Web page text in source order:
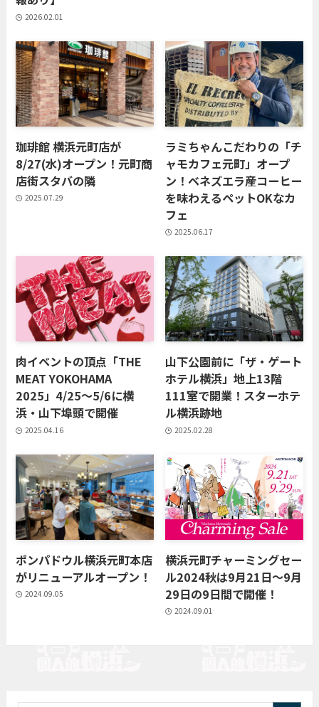
2026.02.01
珈琲館 横浜元町店が
8/27(水)オープン！元町商
店街スタバの隣
2025.07.29
ラミちゃんこだわりの「チ
ャモカフェ元町」オープ
ン！ベネズエラ産コーヒー
を味わえるペットOKなカ
フェ
2025.06.17
肉イベントの頂点「THE
MEAT YOKOHAMA
2025」4/25〜5/6に横
浜・山下埠頭で開催
2025.04.16
山下公園前に「ザ・ゲート
ホテル横浜」地上13階
111室で開業！スターホテ
ル横浜跡地
2025.02.28
ポンパドウル横浜元町本店
がリニューアルオープン！
2024.09.05
横浜元町チャーミングセー
ル2024秋は9月21日〜9月
29日の9日間で開催！
2024.09.01